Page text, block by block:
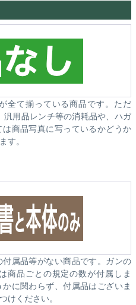
全て揃っている商品です。ただ
汎用品レンチ等の消耗品や、ハガ
商品写真に写っているかどうか
す。
属品等がない商品です。ガンの
商品ごとの規定の数が付属しま
に関わらず、付属品はございま
けください。